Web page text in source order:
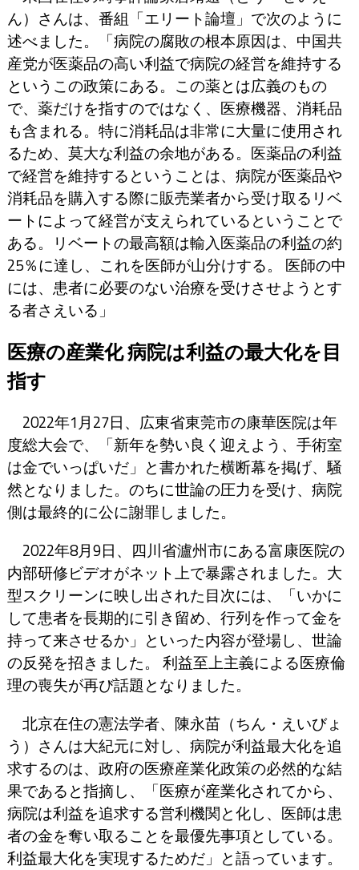
ん）さんは、番組「エリート論壇」で次のように
述べました。「病院の腐敗の根本原因は、中国共
産党が医薬品の高い利益で病院の経営を維持する
というこの政策にある。この薬とは広義のもの
で、薬だけを指すのではなく、医療機器、消耗品
も含まれる。特に消耗品は非常に大量に使用され
るため、莫大な利益の余地がある。医薬品の利益
で経営を維持するということは、病院が医薬品や
消耗品を購入する際に販売業者から受け取るリベ
ートによって経営が支えられているということで
ある。リベートの最高額は輸入医薬品の利益の約
25％に達し、これを医師が山分けする。 医師の中
には、患者に必要のない治療を受けさせようとす
る者さえいる」
医療の産業化 病院は利益の最大化を目
指す
2022年1月27日、広東省東莞市の康華医院は年
度総大会で、「新年を勢い良く迎えよう、手術室
は金でいっぱいだ」と書かれた横断幕を掲げ、騒
然となりました。のちに世論の圧力を受け、病院
側は最終的に公に謝罪しました。
2022年8月9日、四川省瀘州市にある富康医院の
内部研修ビデオがネット上で暴露されました。大
型スクリーンに映し出された目次には、「いかに
して患者を長期的に引き留め、行列を作って金を
持って来させるか」といった内容が登場し、世論
の反発を招きました。 利益至上主義による医療倫
理の喪失が再び話題となりました。
北京在住の憲法学者、陳永苗（ちん・えいびょ
う）さんは大紀元に対し、病院が利益最大化を追
求するのは、政府の医療産業化政策の必然的な結
果であると指摘し、「医療が産業化されてから、
病院は利益を追求する営利機関と化し、医師は患
者の金を奪い取ることを最優先事項としている。
利益最大化を実現するためだ」と語っています。